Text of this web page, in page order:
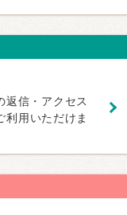
返信・アクセス
利用いただけま